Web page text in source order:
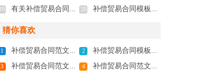
19 有关补偿贸易合同模板9篇 20 补偿贸易合同模板汇总6篇
猜你喜欢
1 补偿贸易合同范文汇总7篇 2 补偿贸易合同模板汇总6篇
3 补偿贸易合同范文锦集七篇 4 补偿贸易合同范文集锦9篇